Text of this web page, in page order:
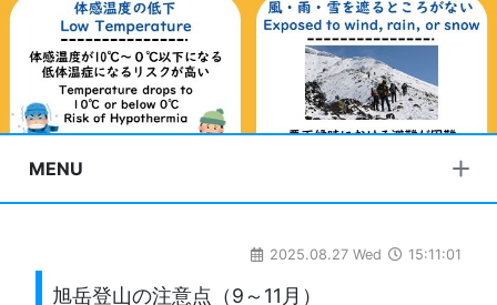
MENU
2025.08.27 Wed 15:11:01
旭岳登山の注意点（9～11月）